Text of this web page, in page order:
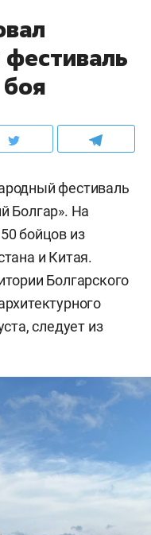
фестиваль
Болгар». На
бойцов из
и Китая.
Болгарского
следует из